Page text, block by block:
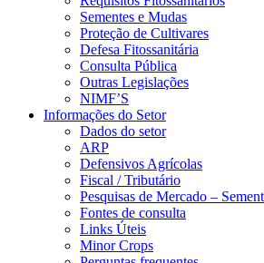
Sementes e Mudas
Proteção de Cultivares
Defesa Fitossanitária
Consulta Pública
Outras Legislações
NIMF’S
Informações do Setor
Dados do setor
ARP
Defensivos Agrícolas
Fiscal / Tributário
Pesquisas de Mercado –
Fontes de consulta
Links Úteis
Minor Crops